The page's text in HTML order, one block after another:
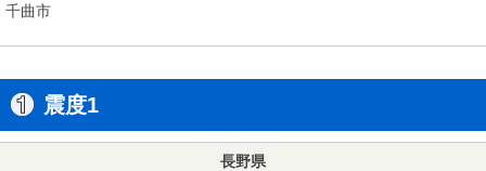
千曲市
震度1
長野県